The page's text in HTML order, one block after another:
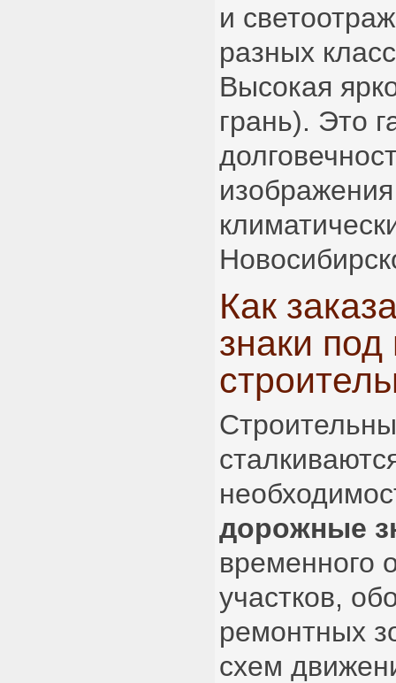
и
разных
Высокая
грань). Это
Как
знаки
дорожные
временного
участков,
ремонтных
схем